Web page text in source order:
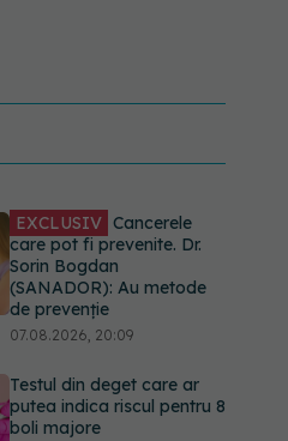
EXCLUSIV Cancerele
care pot fi prevenite. Dr.
Sorin Bogdan
(SANADOR): Au metode
de prevenție
07.08.2026, 20:09
Testul din deget care ar
putea indica riscul pentru 8
boli majore